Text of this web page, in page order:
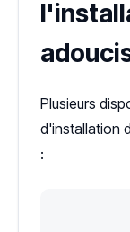
Plusieurs
d'installation
: